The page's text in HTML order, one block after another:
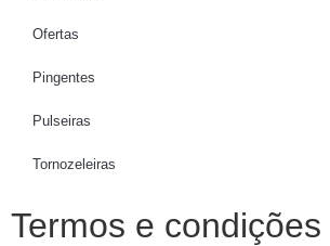
Ofertas
Pingentes
Pulseiras
Tornozeleiras
Termos e condições